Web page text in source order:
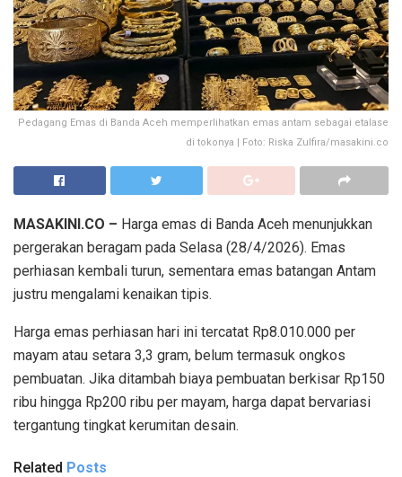
Pedagang Emas di Banda Aceh memperlihatkan emas antam sebagai etalase
di tokonya | Foto: Riska Zulfira/masakini.co
MASAKINI.CO – Harga emas di Banda Aceh menunjukkan
pergerakan beragam pada Selasa (28/4/2026). Emas
perhiasan kembali turun, sementara emas batangan Antam
justru mengalami kenaikan tipis.
Harga emas perhiasan hari ini tercatat Rp8.010.000 per
mayam atau setara 3,3 gram, belum termasuk ongkos
pembuatan. Jika ditambah biaya pembuatan berkisar Rp150
ribu hingga Rp200 ribu per mayam, harga dapat bervariasi
tergantung tingkat kerumitan desain.
Related Posts